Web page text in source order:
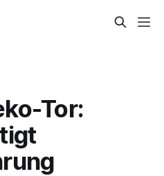
Tor: